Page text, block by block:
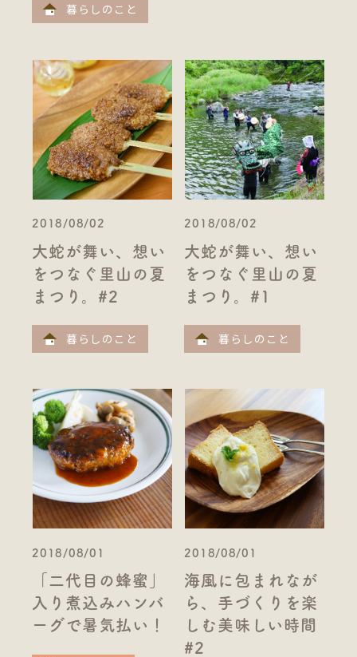
暮らしのこと
2018/08/02
大蛇が舞い、想い
をつなぐ里山の夏
まつり。#2
暮らしのこと
2018/08/02
大蛇が舞い、想い
をつなぐ里山の夏
まつり。#1
暮らしのこと
2018/08/01
「二代目の蜂蜜」
入り煮込みハンバ
ーグで暑気払い！
2018/08/01
海風に包まれなが
ら、手づくりを楽
しむ美味しい時間
#2